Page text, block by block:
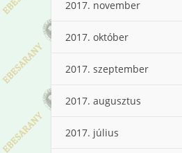
2017. november
2017. október
2017. szeptember
2017. augusztus
2017. július